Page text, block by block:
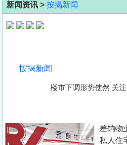
地
产
置
新闻资讯 > 按揭新闻
按揭新闻
楼市下调形势使然 关
差饷物
私人住